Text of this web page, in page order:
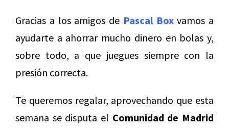
Gracias a los amigos de Pascal Boxvamos a
ayudarte a ahorrar mucho dinero en bolas y,
sobre todo, a que juegues siempre con la
presión correcta.
Te queremos regalar, aprovechando que esta
semana se disputa el Comunidad de Madrid